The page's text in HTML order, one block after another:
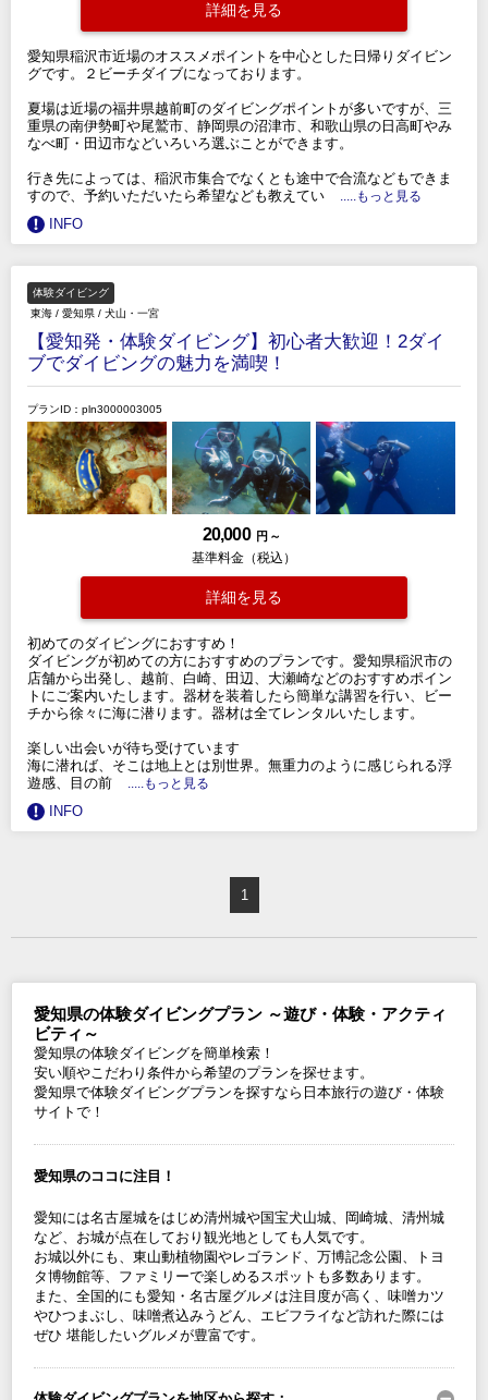
詳細を見る
愛知県稲沢市近場のオススメポイントを中心とした日帰りダイビン
グです。２ビーチダイブになっております。
夏場は近場の福井県越前町のダイビングポイントが多いですが、三
重県の南伊勢町や尾鷲市、静岡県の沼津市、和歌山県の日高町やみ
なべ町・田辺市などいろいろ選ぶことができます。
行き先によっては、稲沢市集合でなくとも途中で合流などもできま
すので、予約いただいたら希望なども教えてい
.....もっと見る
INFO
体験ダイビング
東海 / 愛知県 / 犬山・一宮
【愛知発・体験ダイビング】初心者大歓迎！2ダイ
ブでダイビングの魅力を満喫！
プランID：pln3000003005
20,000 円 ～
基準料金（税込）
詳細を見る
初めてのダイビングにおすすめ！
ダイビングが初めての方におすすめのプランです。愛知県稲沢市の
店舗から出発し、越前、白崎、田辺、大瀬崎などのおすすめポイン
トにご案内いたします。器材を装着したら簡単な講習を行い、ビー
チから徐々に海に潜ります。器材は全てレンタルいたします。
楽しい出会いが待ち受けています
海に潜れば、そこは地上とは別世界。無重力のように感じられる浮
遊感、目の前
.....もっと見る
INFO
1
愛知県の体験ダイビングプラン ～遊び・体験・アクティ
ビティ～
愛知県の体験ダイビングを簡単検索！
安い順やこだわり条件から希望のプランを探せます。
愛知県で体験ダイビングプランを探すなら日本旅行の遊び・体験
サイトで！
愛知県のココに注目！
愛知には名古屋城をはじめ清州城や国宝犬山城、岡崎城、清州城
など、お城が点在しており観光地としても人気です。
お城以外にも、東山動植物園やレゴランド、万博記念公園、トヨ
タ博物館等、ファミリーで楽しめるスポットも多数あります。
また、全国的にも愛知・名古屋グルメは注目度が高く、味噌カツ
やひつまぶし、味噌煮込みうどん、エビフライなど訪れた際には
ぜひ 堪能したいグルメが豊富です。